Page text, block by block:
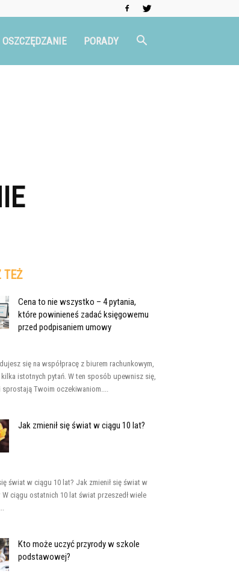
OSZCZĘDZANIE PORADY
TEŻ
Cena to nie wszystko – 4 pytania,
które powinieneś zadać księgowemu
przed podpisaniem umowy
się na współpracę z biurem rachunkowym,
istotnych pytań. W ten sposób upewnisz się,
sprostają Twoim oczekiwaniom....
Jak zmienił się świat w ciągu 10 lat?
świat w ciągu 10 lat? Jak zmienił się świat w
W ciągu ostatnich 10 lat świat przeszedł wiele
Kto może uczyć przyrody w szkole
podstawowej?